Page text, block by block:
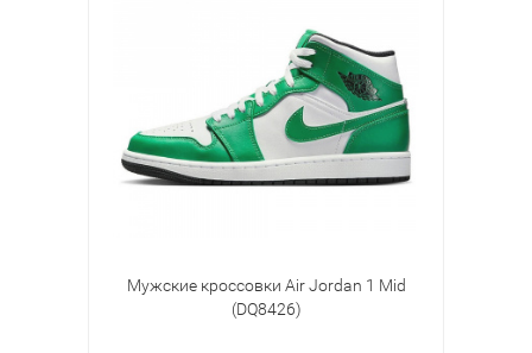
Мужские кроссовки Air Jordan 1 Mid
(DQ8426)